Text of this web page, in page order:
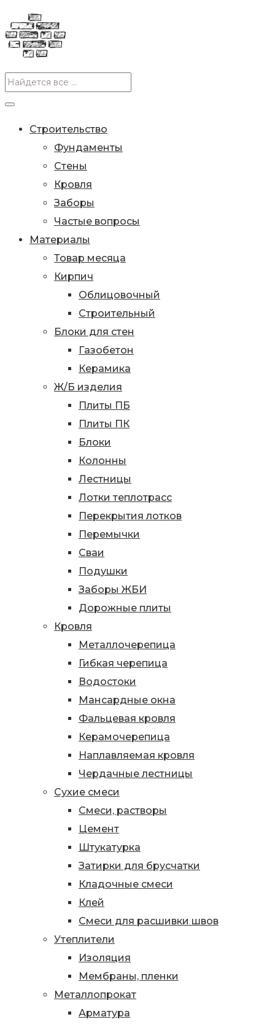
Строительство
Фундаменты
Стены
Кровля
Заборы
Частые вопросы
Материалы
Товар месяца
Кирпич
Облицовочный
Строительный
Блоки для стен
Газобетон
Керамика
Ж/Б изделия
Плиты ПБ
Плиты ПК
Блоки
Колонны
Лестницы
Лотки теплотрасс
Перекрытия лотков
Перемычки
Сваи
Подушки
Заборы ЖБИ
Дорожные плиты
Кровля
Металлочерепица
Гибкая черепица
Водостоки
Мансардные окна
Фальцевая кровля
Керамочерепица
Наплавляемая кровля
Чердачные лестницы
Сухие смеси
Смеси, растворы
Цемент
Штукатурка
Затирки для брусчатки
Кладочные смеси
Клей
Смеси для расшивки швов
Утеплители
Изоляция
Мембраны, пленки
Металлопрокат
Арматура